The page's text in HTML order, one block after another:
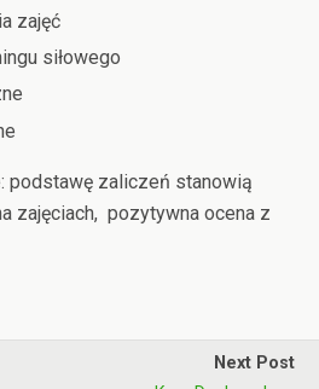
zajęć
siłowego
podstawę zaliczeń stanowią
zajęciach, pozytywna ocena z
Next Post